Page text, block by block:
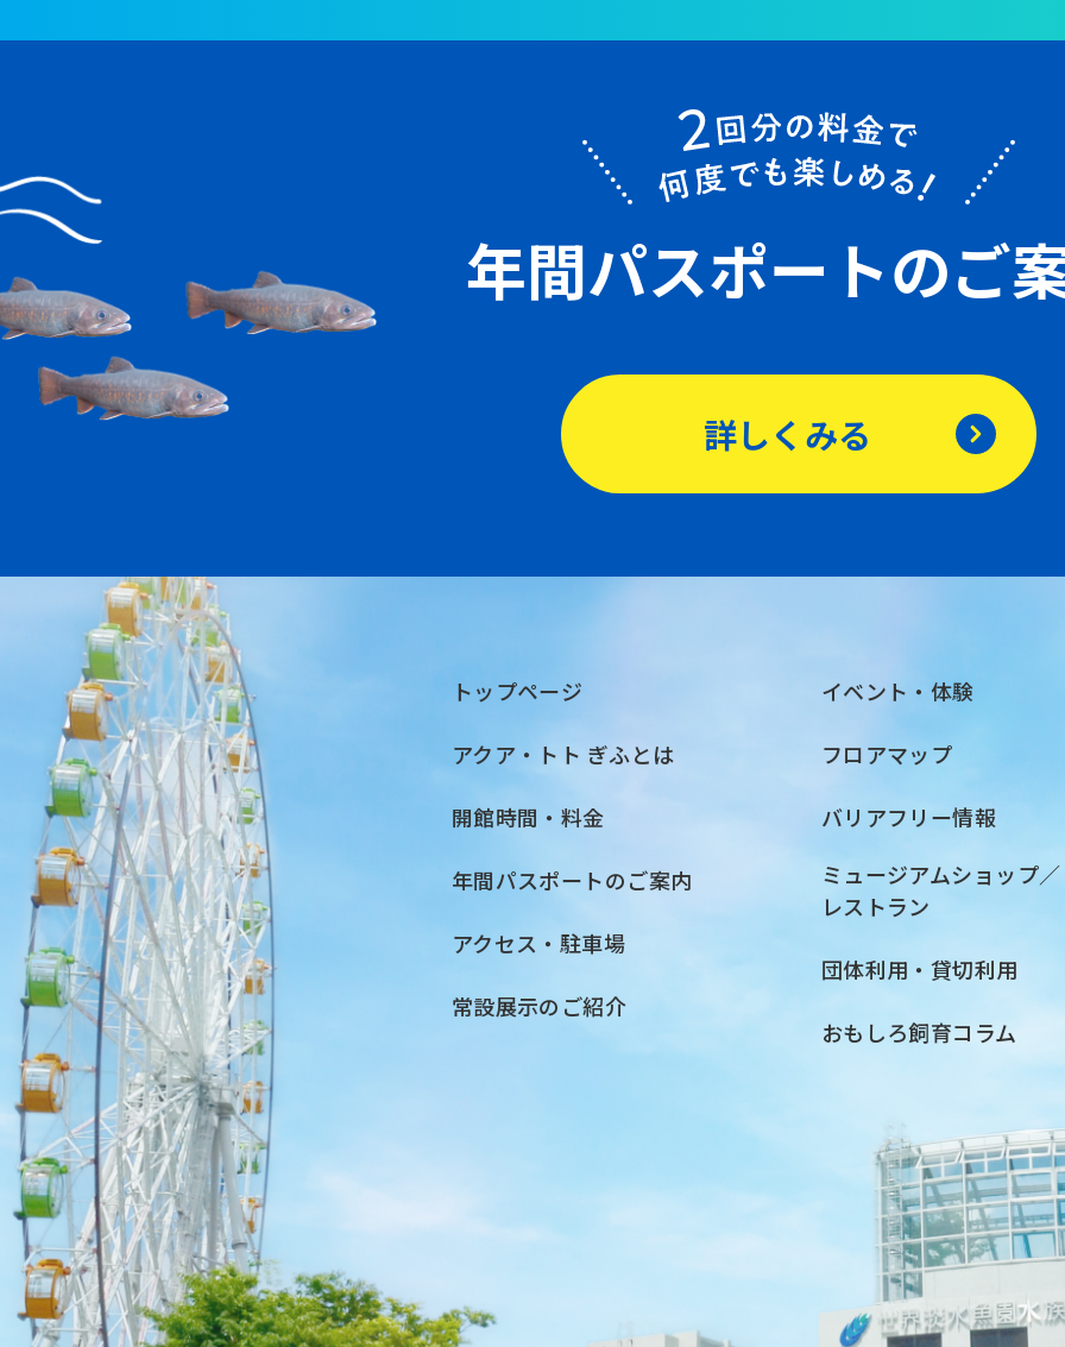
年間パスポートのご
詳しくみる
トップページ
アクア・トト ぎふとは
開館時間・料金
年間パスポートのご案内
アクセス・駐車場
常設展示のご紹介
イベント・体験
フロアマップ
バリアフリー情報
ミュージアムショップ／
レストラン
団体利用・貸切利用
おもしろ飼育コラム